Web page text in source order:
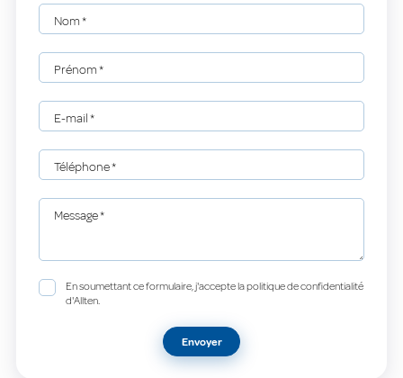
Nom*
Prénom*
E-mail*
Téléphone*
Message*
En soumettant ce formulaire, j'accepte la politique de confidentialité
d'Allten.
Envoyer